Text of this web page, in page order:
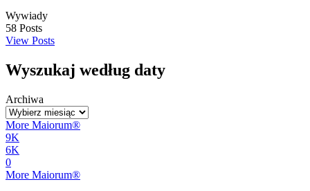
Wywiady
58 Posts
View Posts
Wyszukaj według daty
Archiwa
More Maiorum®
9K
6K
0
More Maiorum®